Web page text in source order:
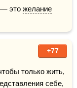
— это желание
+77
только жить,
себе,